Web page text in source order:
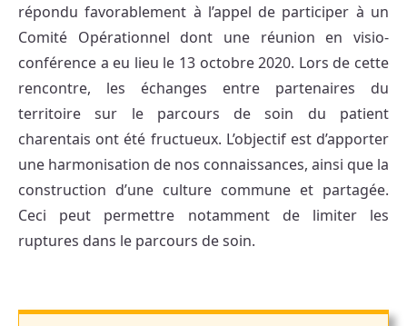
répondu favorablement à l’appel de participer à un
Comité Opérationnel dont une réunion en visio-
conférence a eu lieu le 13 octobre 2020. Lors de cette
rencontre, les échanges entre partenaires du
territoire sur le parcours de soin du patient
charentais ont été fructueux. L’objectif est d’apporter
une harmonisation de nos connaissances, ainsi que la
construction d’une culture commune et partagée.
Ceci peut permettre notamment de limiter les
ruptures dans le parcours de soin.